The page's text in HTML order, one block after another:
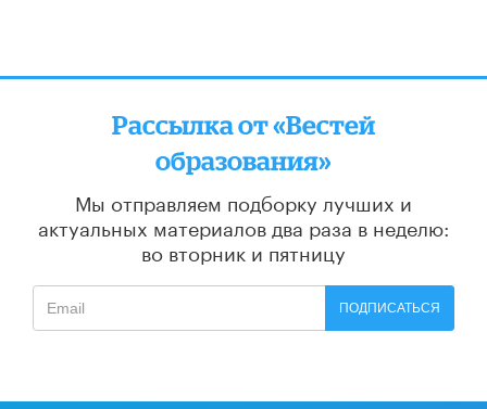
Рассылка от «Вестей
образования»
Мы отправляем подборку лучших и
актуальных материалов два раза в неделю:
во вторник и пятницу
ПОДПИСАТЬСЯ